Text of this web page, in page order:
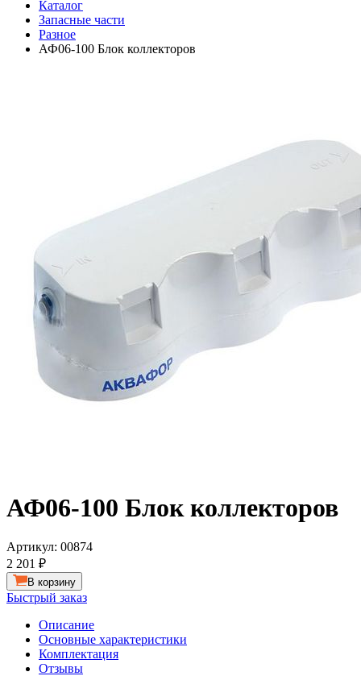
Каталог
Запасные части
Разное
АФ06-100 Блок коллекторов
АФ06-100 Блок коллекторов
Артикул: 00874
2 201 ₽
В корзину
Быстрый заказ
Описание
Основные характеристики
Комплектация
Отзывы